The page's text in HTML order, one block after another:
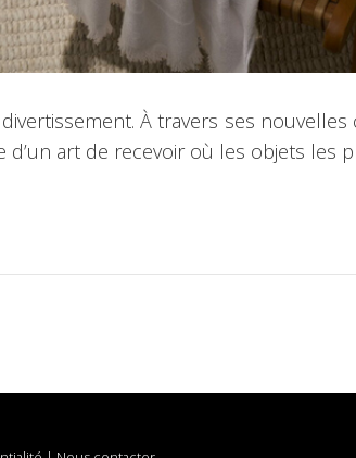
À travers ses
art de recevoir où les objets les